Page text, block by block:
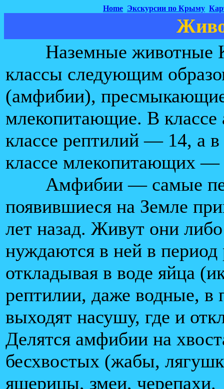
Home Экскурсии по Крыму
Наземные животные
классы следующим
(амфибии),
млекопитающие. В
классе рептилий — 14, а
классе млекопитающих
Амфибии — самые
появившиеся на Земле
лет назад. Живут они
нуждаются в ней в
откладывая в воде яйца
рептилии, даже водные, в
выходят насушу, где и
Делятся амфибии на
бесхвостых (жабы,
ящерицы, змеи, черепахи.